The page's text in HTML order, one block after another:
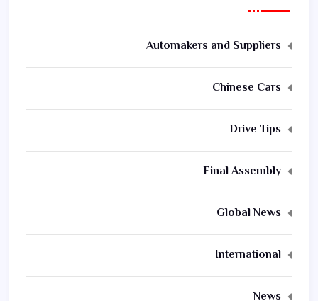
Automakers and Suppliers
Chinese Cars
Drive Tips
Final Assembly
Global News
International
News